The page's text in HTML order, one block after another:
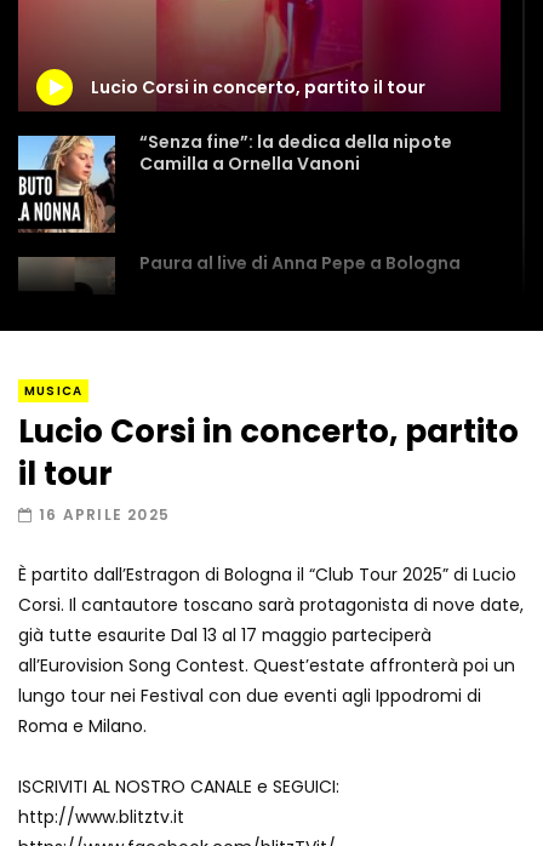
Lucio Corsi in concerto, partito il tour
“Senza fine”: la dedica della nipote
Camilla a Ornella Vanoni
Paura al live di Anna Pepe a Bologna
Il tributo di Annalisa ed Elodie a Ornella
Vanoni
Anne Hathaway “arrestata” a New York:
ecco cosa è successo
MUSICA
Lucio Corsi in concerto, partito
il tour
16 APRILE 2025
È partito dall’Estragon di Bologna il “Club Tour 2025” di Lucio
Corsi. Il cantautore toscano sarà protagonista di nove date,
già tutte esaurite Dal 13 al 17 maggio parteciperà
all’Eurovision Song Contest. Quest’estate affronterà poi un
lungo tour nei Festival con due eventi agli Ippodromi di
Roma e Milano.
ISCRIVITI AL NOSTRO CANALE e SEGUICI:
http://www.blitztv.it